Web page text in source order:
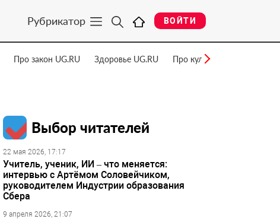
Рубрикатор ВОЙТИ
Про закон UG.RU Здоровье UG.RU Про культуру UG.RU
Выбор читателей
22 мая 2026, 17:17
Учитель, ученик, ИИ – что меняется:
интервью с Артёмом Соловейчиком,
руководителем Индустрии образования
Сбера
9 апреля 2026, 21:07